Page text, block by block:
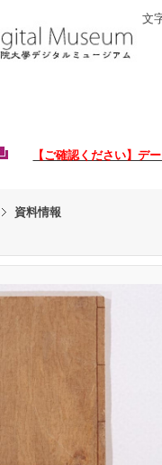
【ご確認ください】デ
文
資料情報